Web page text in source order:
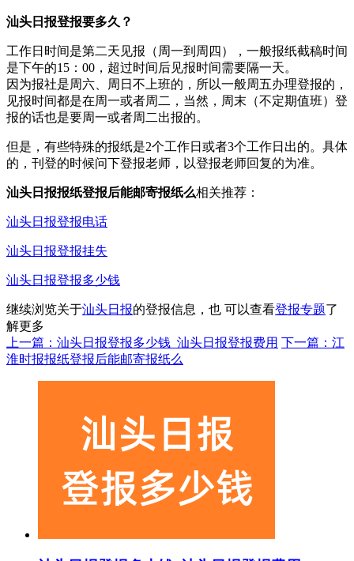
汕头日报登报要多久？
工作日时间是第二天见报（周一到周四），一般报纸截稿时间
是下午的15：00，超过时间后见报时间需要隔一天。
因为报社是周六、周日不上班的，所以一般周五办理登报的，
见报时间都是在周一或者周二，当然，周末（不定期值班）登
报的话也是要周一或者周二出报的。
但是，有些特殊的报纸是2个工作日或者3个工作日出的。具体
的，刊登的时候问下登报老师，以登报老师回复的为准。
汕头日报报纸登报后能邮寄报纸么相关推荐：
汕头日报登报电话
汕头日报登报挂失
汕头日报登报多少钱
继续浏览关于汕头日报的登报信息，也 可以查看登报专题了
解更多
上一篇：汕头日报登报多少钱_汕头日报登报费用 下一篇：江
淮时报报纸登报后能邮寄报纸么